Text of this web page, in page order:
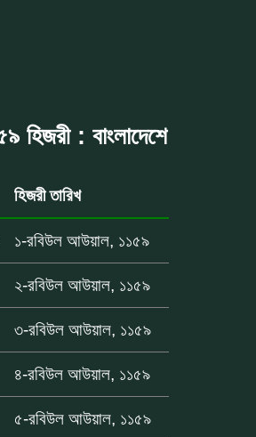
: বাংলাদেশে
হিজরী তারিখ
১-রবিউল আউয়াল, ১১৫৯
২-রবিউল আউয়াল, ১১৫৯
৩-রবিউল আউয়াল, ১১৫৯
৪-রবিউল আউয়াল, ১১৫৯
৫-রবিউল আউয়াল, ১১৫৯